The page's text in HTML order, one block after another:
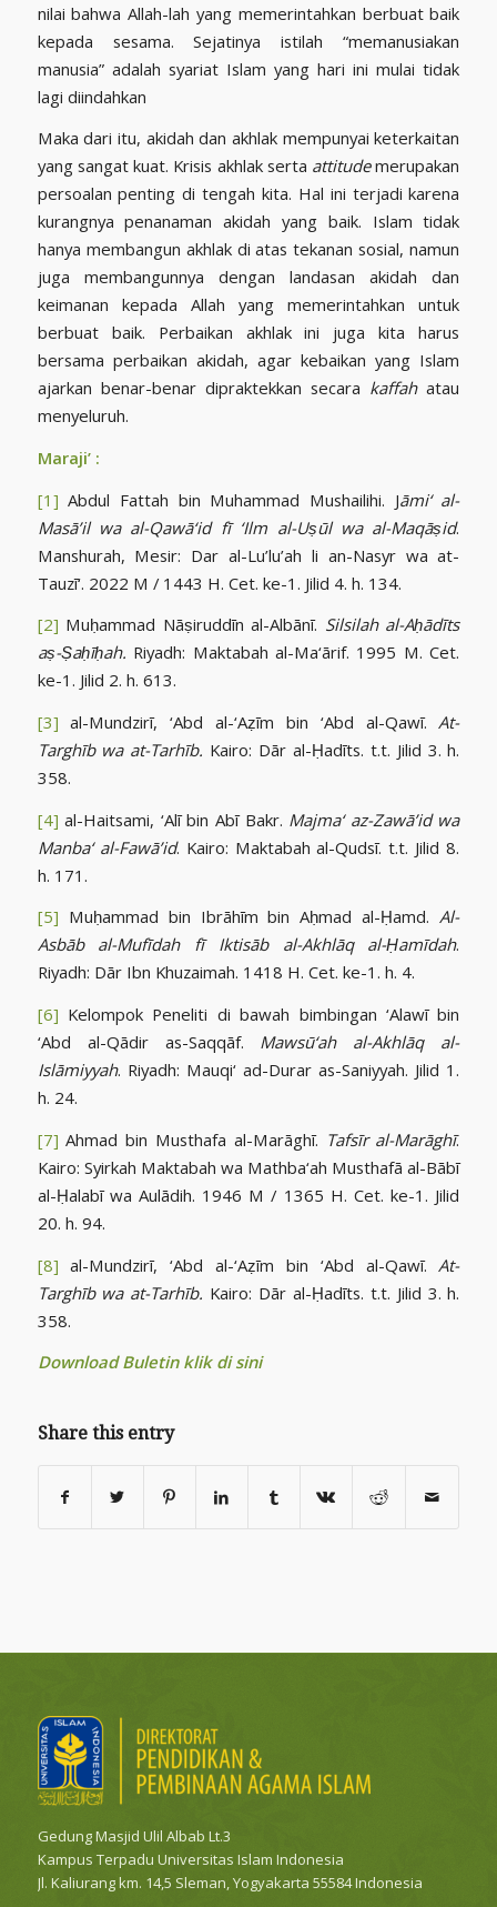
nilai bahwa Allah-lah yang memerintahkan berbuat baik
kepada sesama. Sejatinya istilah “memanusiakan
manusia” adalah syariat Islam yang hari ini mulai tidak
lagi diindahkan
Maka dari itu, akidah dan akhlak mempunyai keterkaitan
yang sangat kuat. Krisis akhlak serta attitudemerupakan
persoalan penting di tengah kita. Hal ini terjadi karena
kurangnya penanaman akidah yang baik. Islam tidak
hanya membangun akhlak di atas tekanan sosial, namun
juga membangunnya dengan landasan akidah dan
keimanan kepada Allah yang memerintahkan untuk
berbuat baik. Perbaikan akhlak ini juga kita harus
bersama perbaikan akidah, agar kebaikan yang Islam
ajarkan benar-benar dipraktekkan secara kaffahatau
menyeluruh.
Maraji’ :
[1] Abdul Fattah bin Muhammad Mushailihi. Jāmi‘ al-
Masā’il wa al-Qawā‘id fī ‘Ilm al-Uṣūl wa al-Maqāṣid.
Manshurah, Mesir: Dar al-Lu’lu’ah li an-Nasyr wa at-
Tauzī‘. 2022 M / 1443 H. Cet. ke-1. Jilid 4. h. 134.
[2] Muḥammad Nāṣiruddīn al-Albānī. Silsilah al-Aḥādīts
aṣ-Ṣaḥīḥah. Riyadh: Maktabah al-Ma‘ārif. 1995 M. Cet.
ke-1. Jilid 2. h. 613.
[3] al-Mundzirī, ‘Abd al-‘Aẓīm bin ‘Abd al-Qawī. At-
Targhīb wa at-Tarhīb. Kairo: Dār al-Ḥadīts. t.t. Jilid 3. h.
358.
[4] al-Haitsami, ‘Alī bin Abī Bakr. Majma‘ az-Zawā’id wa
Manba‘ al-Fawā’id. Kairo: Maktabah al-Qudsī. t.t. Jilid 8.
h. 171.
[5] Muḥammad bin Ibrāhīm bin Aḥmad al-Ḥamd.Al-
Asbāb al-Mufīdah fī Iktisāb al-Akhlāq al-Ḥamīdah.
Riyadh: Dār Ibn Khuzaimah. 1418 H. Cet. ke-1. h. 4.
[6] Kelompok Peneliti di bawah bimbingan ‘Alawī bin
‘Abd al-Qādir as-Saqqāf. Mawsū‘ah al-Akhlāq al-
Islāmiyyah. Riyadh: Mauqi‘ ad-Durar as-Saniyyah. Jilid 1.
h. 24.
[7] Ahmad bin Musthafa al-Marāghī. Tafsīr al-Marāghī.
Kairo: Syirkah Maktabah wa Mathba‘ah Musthafā al-Bābī
al-Ḥalabī wa Aulādih. 1946 M / 1365 H. Cet. ke-1. Jilid
20. h. 94.
[8] al-Mundzirī, ‘Abd al-‘Aẓīm bin ‘Abd al-Qawī. At-
Targhīb wa at-Tarhīb. Kairo: Dār al-Ḥadīts. t.t. Jilid 3. h.
358.
Download Buletin klik di sini
Share this entry
Gedung Masjid Ulil Albab Lt.3
Kampus Terpadu Universitas Islam Indonesia
Jl. Kaliurang km. 14,5 Sleman, Yogyakarta 55584 Indonesia